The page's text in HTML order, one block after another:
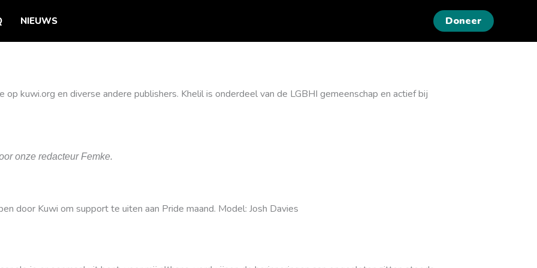
NIEUWS Doneer
kuwi.org en diverse andere publishers. Khelil is onderdeel van de LGBHI gemeenschap en actief bij
onze redacteur Femke.
door Kuwi om support te uiten aan Pride maand. Model: Josh Davies